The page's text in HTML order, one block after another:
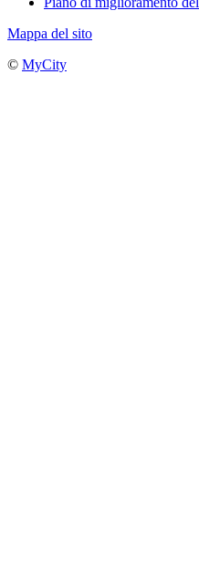
Mappa del sito
© MyCity